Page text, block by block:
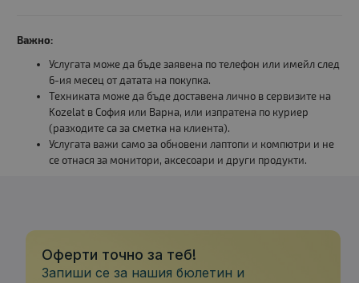
Важно:
Услугата може да бъде заявена по телефон или имейл след
6-ия месец от датата на покупка.
Техниката може да бъде доставена лично в сервизите на
Kozelat в София или Варна, или изпратена по куриер
(разходите са за сметка на клиента).
Услугата важи само за обновени лаптопи и компютри и не
се отнася за монитори, аксесоари и други продукти.
Оферти точно за теб!
Запиши се за нашия бюлетин и